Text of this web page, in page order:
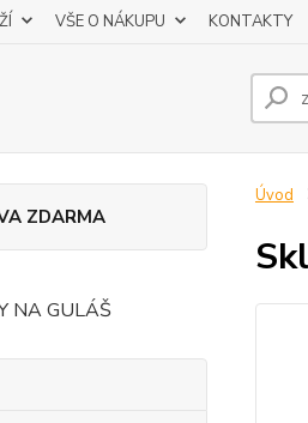
VŠE O NÁKUPU KONTAKTY
ZDARMA
NA GULÁŠ
Úvod